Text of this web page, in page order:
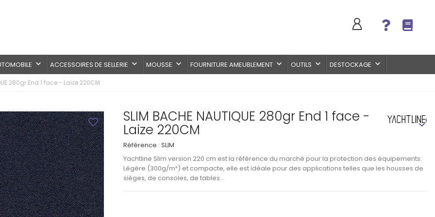
keyboard_arrow_down ACCESSOIRES DE SELLERIE keyboard_arrow_down MOUSSE keyboard_arrow_down FOURNITURE AMEUBLEMENT keyboard_arrow_down OUTILS keyboard_arrow_down DESTOCKAGE keyboard_arrow_down
280gr End 1 face - Laize 220CM
favorite_border SLIM BACHE NAUTIQUE 280gr End 1 face -
Laize 220CM
Référence : SLIM
favorite_border
Yachtline Slim version 220 cm est la référence du marché pour la protection des équipements.
Légère (300g/m²) et compacte, elle est idéale pour des applications telles que les housses de
sièges, de consoles, de tables…